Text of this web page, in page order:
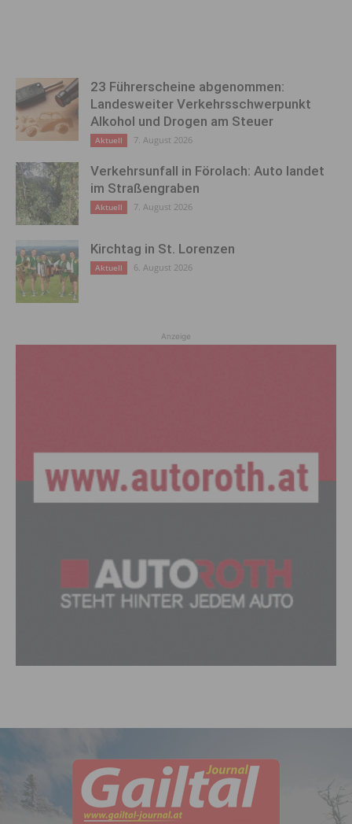
23 Führerscheine abgenommen:
Landesweiter Verkehrsschwerpunkt
Alkohol und Drogen am Steuer
Aktuell 7. August 2026
Verkehrsunfall in Förolach: Auto landet
im Straßengraben
Aktuell 7. August 2026
Kirchtag in St. Lorenzen
Aktuell 6. August 2026
Anzeige